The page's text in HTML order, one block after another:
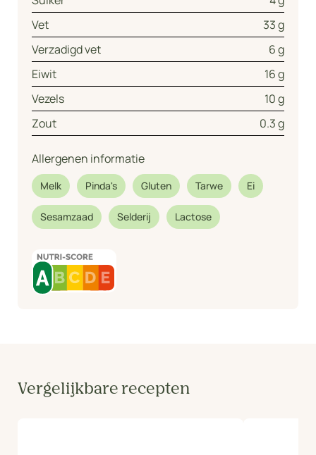
Vet
33 g
Verzadigd vet
6 g
Eiwit
16 g
Vezels
10 g
Zout
0.3 g
Allergenen informatie
Melk Pinda's Gluten Tarwe Ei
Sesamzaad Selderij Lactose
Vergelijkbare recepten